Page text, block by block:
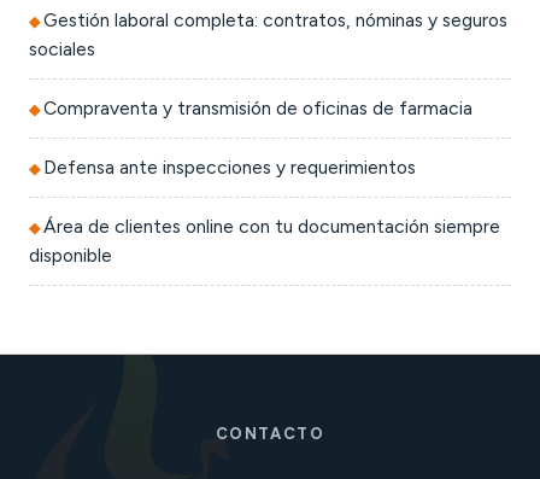
Gestión laboral completa: contratos, nóminas y seguros
sociales
Compraventa y transmisión de oficinas de farmacia
Defensa ante inspecciones y requerimientos
Área de clientes online con tu documentación siempre
disponible
CONTACTO